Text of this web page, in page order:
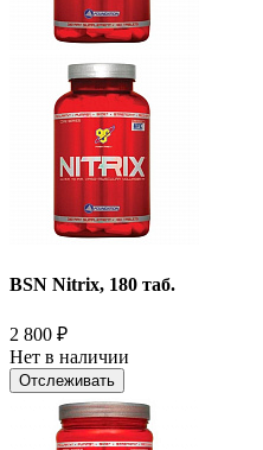
BSN Nitrix, 180 таб.
2 800 ₽
Нет в наличии
Отслеживать